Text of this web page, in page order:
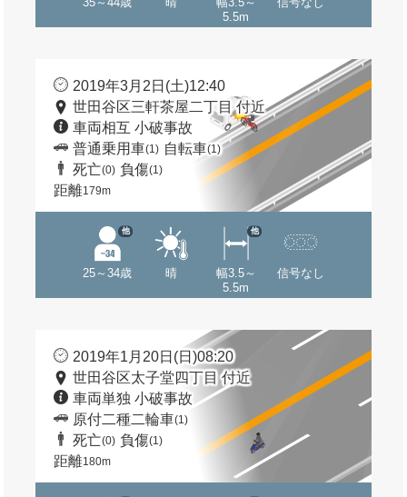
5.5m
2019年3月2日(土)12:40
世田谷区三軒茶屋二丁目 付近
車両相互 小破事故
普通乗用車(1) 自転車(1)
死亡(0) 負傷(1)
距離179m
25～34歳
他
晴
幅3.5～
5.5m
他
信号なし
2019年1月20日(日)08:20
世田谷区太子堂四丁目 付近
車両単独 小破事故
原付二種二輪車(1)
死亡(0) 負傷(1)
距離180m